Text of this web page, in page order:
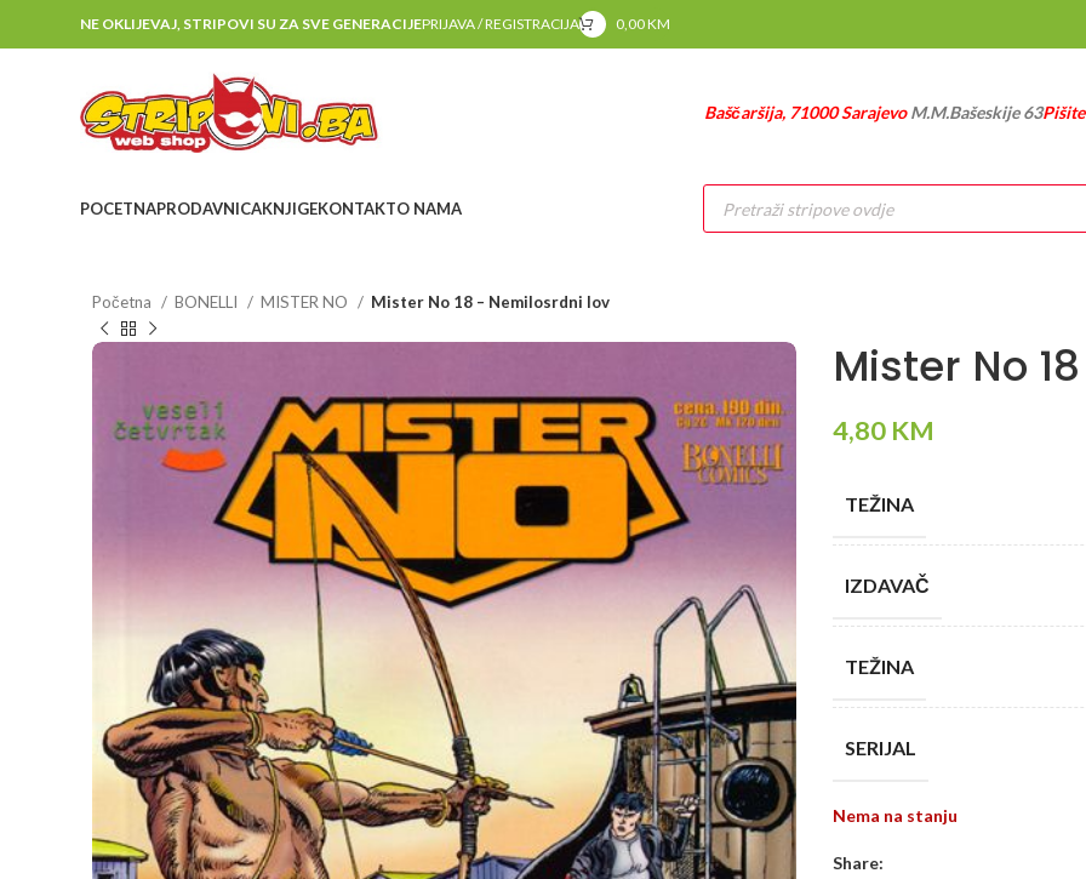
NE OKLIJEVAJ, STRIPOVI SU ZA SVE GENERACIJEPRIJAVA / REGISTRACIJA 0,00KM
Baščaršija, 71000 SarajevoM.M.Bašeskije 63
POCETNAPRODAVNICAKNJIGEKONTAKTO NAMA
Products
search
Početna BONELLI MISTER NO Mister No 18 – Nemilosrdni lov
Mister No
4,80 KM
TEŽINA
IZDAVAČ
TEŽINA
SERIJAL
Nema na stanju
Share: